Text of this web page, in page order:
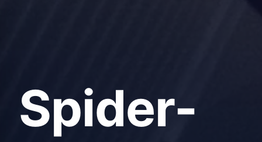
Spider-